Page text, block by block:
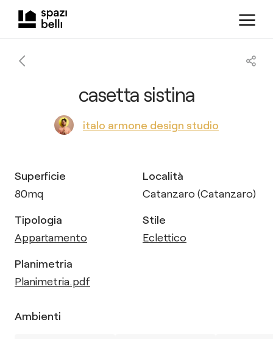
casetta sistina
italo armone design studio
Superficie
80mq
Località
Catanzaro (Catanzaro)
Tipologia
Appartamento
Stile
Eclettico
Planimetria
Planimetria.pdf
Ambienti